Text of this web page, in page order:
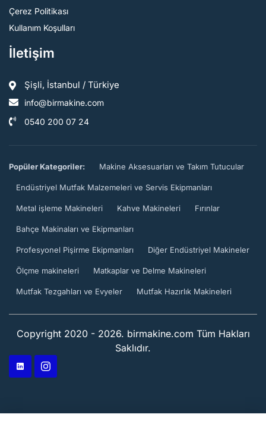
Çerez Politikası
Kullanım Koşulları
İletişim
Şişli, İstanbul / Türkiye
info@birmakine.com
0540 200 07 24
Popüler Kategoriler: Makine Aksesuarları ve Takım Tutucular
Endüstriyel Mutfak Malzemeleri ve Servis Ekipmanları
Metal işleme Makineleri Kahve Makineleri Fırınlar
Bahçe Makinaları ve Ekipmanları
Profesyonel Pişirme Ekipmanları Diğer Endüstriyel Makineler
Ölçme makineleri Matkaplar ve Delme Makineleri
Mutfak Tezgahları ve Evyeler Mutfak Hazırlık Makineleri
Copyright 2020 - 2026. birmakine.com Tüm Hakları
Saklıdır.